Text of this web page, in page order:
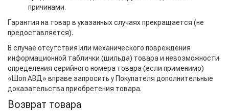
причинами.
Гарантия на товар в указанных случаях прекращается (не
предоставляется).
В случае отсутствия или механического повреждения
информационной таблички (шильда) товара и невозможности
определения серийного номера товара (если применимо)
«Шоп АВД» вправе запросить у Покупателя дополнительные
доказательства приобретения товара.
Возврат товара